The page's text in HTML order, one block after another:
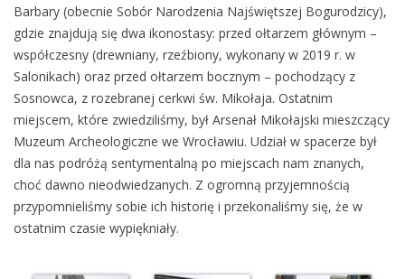
Barbary (obecnie Sobór Narodzenia Najświętszej Bogurodzicy),
gdzie znajdują się dwa ikonostasy: przed ołtarzem głównym –
współczesny (drewniany, rzeźbiony, wykonany w 2019 r. w
Salonikach) oraz przed ołtarzem bocznym – pochodzący z
Sosnowca, z rozebranej cerkwi św. Mikołaja. Ostatnim
miejscem, które zwiedziliśmy, był Arsenał Mikołajski mieszczący
Muzeum Archeologiczne we Wrocławiu. Udział w spacerze był
dla nas podróżą sentymentalną po miejscach nam znanych,
choć dawno nieodwiedzanych. Z ogromną przyjemnością
przypomnieliśmy sobie ich historię i przekonaliśmy się, że w
ostatnim czasie wypiękniały.